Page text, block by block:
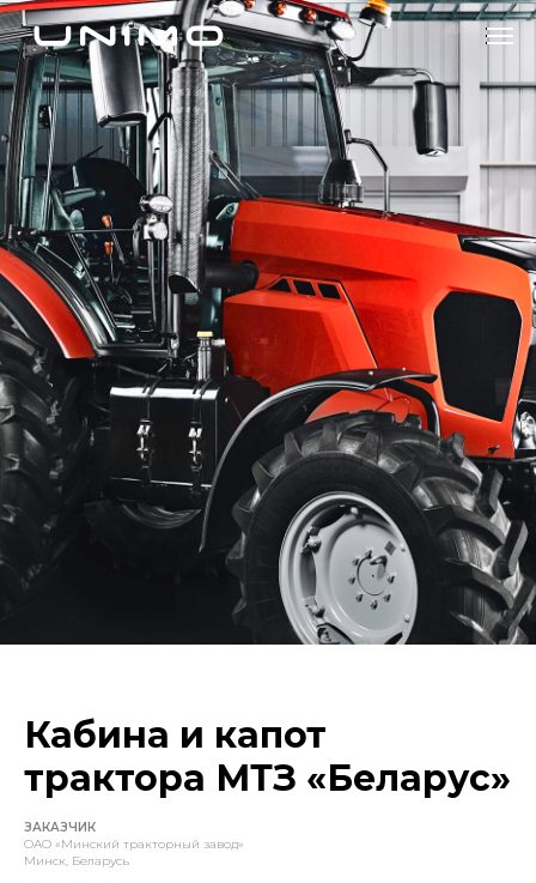
Кабина и капот
трактора МТЗ «Беларус»
ЗАКАЗЧИК
ОАО «Минский тракторный завод»
Минск, Беларусь